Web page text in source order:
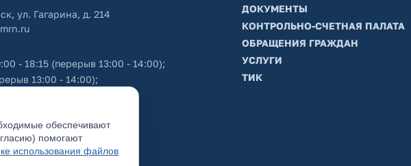
ул. Гагарина, д. 214
- 18:15 (перерыв 13:00 - 14:00);
13:00 - 14:00);
данных
ДОКУМЕНТЫ
КОНТРОЛЬНО-СЧЕТНАЯ ПАЛАТА
ОБРАЩЕНИЯ ГРАЖДАН
УСЛУГИ
ТИК
обеспечивают
помогают
использования файлов